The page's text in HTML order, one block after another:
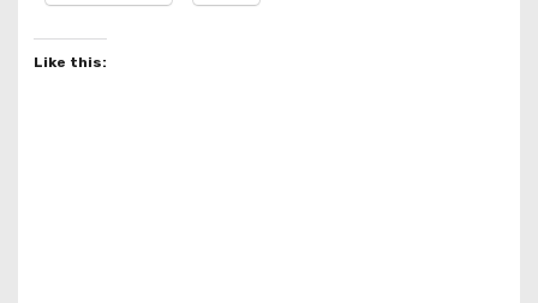
Like this: